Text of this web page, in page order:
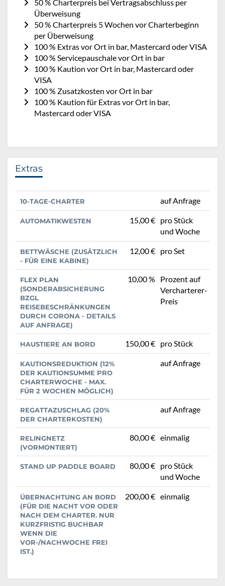
50 % Charterpreis bei Vertragsabschluss per
Überweisung
50 % Charterpreis 5 Wochen vor Charterbeginn
per Überweisung
100 % Extras vor Ort in bar, Mastercard oder VISA
100 % Servicepauschale vor Ort in bar
100 % Kaution vor Ort in bar, Mastercard oder
VISA
100 % Zusatzkosten vor Ort in bar
100 % Kaution für Extras vor Ort in bar,
Mastercard oder VISA
Extras
10-TAGE-CHARTER auf Anfrage
AUTOMATIKWESTEN 15,00 € pro Stück
und Woche
BETTWÄSCHE (ZUSÄTZLICH
- FÜR EINE KABINE)
12,00 € pro Set
FLEX PLAN
(SONDERABSICHERUNG
BZGL
REISEBESCHRÄNKUNGEN
DURCH CORONA - DETAILS
AUF ANFRAGE)
10,00 %
Prozent auf
Vercharterer-
Preis
HAUSTIERE AN BORD 150,00 € pro Stück
KAUTIONSREDUKTION (12%
DER KAUTIONSUMME PRO
CHARTERWOCHE - MAX.
FÜR 2 WOCHEN MÖGLICH)
auf Anfrage
REGATTAZUSCHLAG (20%
DER CHARTERKOSTEN)
auf Anfrage
RELINGNETZ
(VORMONTIERT)
80,00 € einmalig
STAND UP PADDLE BOARD 80,00 € pro Stück
und Woche
ÜBERNACHTUNG AN BORD
(FÜR DIE NACHT VOR ODER
NACH DEM CHARTER. NUR
KURZFRISTIG BUCHBAR
WENN DIE
VOR-/NACHWOCHE FREI
IST.)
200,00 € einmalig